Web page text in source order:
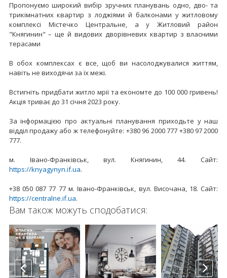
Пропонуємо широкий вибір зручних планувань одно, дво- та
трикімнатних квартир з лоджіями й балконами у житловому
комплексі Містечко Центральне, а у Житловий район
"Княгинин" – ще й видових дворівневих квартир з власними
терасами
В обох комплексах є все, щоб ви насолоджувалися життям,
навіть не виходячи за їх межі.
Встигніть придбати житло мрії та економте до 100 000 гривень!
Акція триває до 31 січня 2023 року.
За інформацією про актуальні планування приходьте у наш
відділ продажу або ж телефонуйте: +380 96 2000 777 +380 97 2000
777.
м. Івано-Франківськ, вул. Княгинин, 44. Сайт:
https://knyagynyn.if.ua.
+38 050 087 77 77 м. Івано-Франківськ, вул. Височана, 18. Сайт:
https://centralne.if.ua.
Вам також можуть сподобатися: